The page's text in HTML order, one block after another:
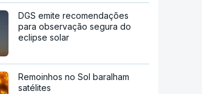
DGS emite recomendações
para observação segura do
eclipse solar
Remoinhos no Sol baralham
satélites